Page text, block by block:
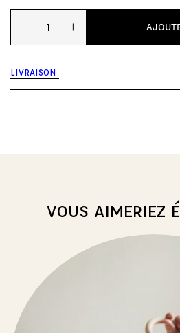
quantité
de
dentition
-
John
− +
LIVRAISON
VOUS AIMERIEZ